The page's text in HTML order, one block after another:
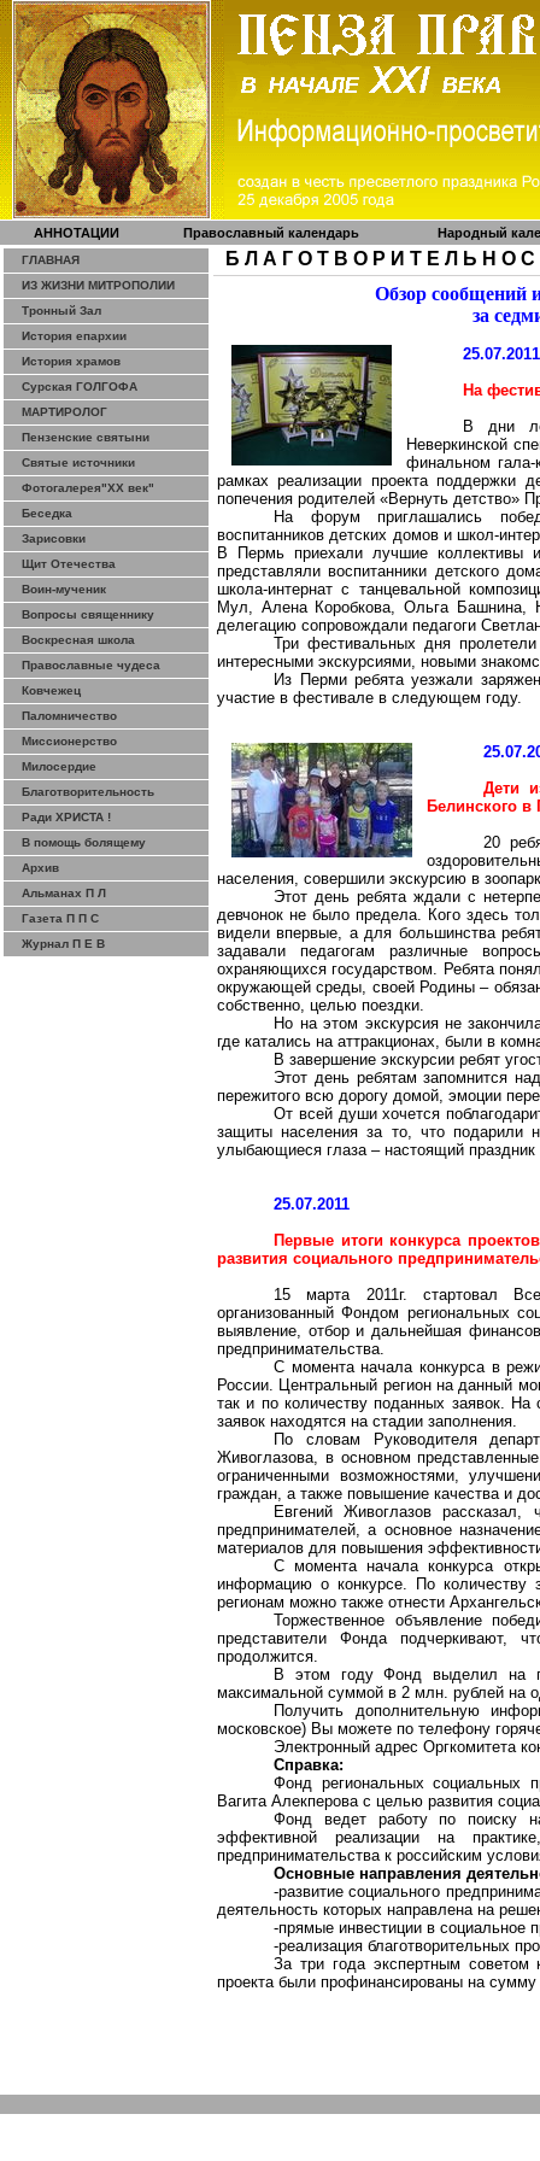
АННОТАЦИИ Православный календарь Народный
ГЛАВНАЯ
ИЗ ЖИЗНИ МИТРОПОЛИИ
Тронный Зал
История епархии
История храмов
Сурская ГОЛГОФА
МАРТИРОЛОГ
Пензенские святыни
Святые источники
Фотогалерея"ХХ век"
Беседка
Зарисовки
Щит Отечества
Воин-мученик
Вопросы священнику
Воскресная школа
Православные чудеса
Ковчежец
Паломничество
Миссионерство
Милосердие
Благотворительность
Ради ХРИСТА !
В помощь болящему
Архив
Альманах П Л
Газета П П С
Журнал П Е В
Б Л А Г О Т В О Р И Т Е Л Ь Н О С
Обзор сообщений
за
25.07.2011
На
В дни
Неверкинской
финальном гала-
рамках реализации проекта поддержки
попечения родителей «Вернуть детство»
На форум приглашались
воспитанников детских домов и школ-
В Пермь приехали лучшие коллективы
представляли воспитанники детского
школа-интернат с танцевальной
Мул, Алена Коробкова, Ольга Башнина,
делегацию сопровождали педагоги
Три фестивальных дня
интересными экскурсиями, новыми
Из Перми ребята уезжали
участие в фестивале в следующем году.
Дети
Белинского в
20
населения, совершили экскурсию в
Этот день ребята ждали с
девчонок не было предела. Кого здесь
видели впервые, а для большинства
задавали педагогам различные
охраняющихся государством. Ребята
окружающей среды, своей Родины –
собственно, целью поездки.
Но на этом экскурсия не
где катались на аттракционах, были в
В завершение экскурсии ребят
Этот день ребятам запомнится
пережитого всю дорогу домой, эмоции
От всей души хочется
защиты населения за то, что подарили
улыбающиеся глаза – настоящий праздник
25.07.2011
Первые итоги конкурса
развития социального
15 марта 2011г. стартовал
организованный Фондом региональных
выявление, отбор и дальнейшая
предпринимательства.
С момента начала конкурса в
России. Центральный регион на данный
так и по количеству поданных заявок.
заявок находятся на стадии заполнения.
По словам Руководителя
Живоглазова, в основном
ограниченными возможностями,
граждан, а также повышение качества и
ЕвгенийЖивоглазов рассказал,
предпринимателей, а основное
материалов для повышения
С момента начала конкурса
информацию о конкурсе. По количеству
регионам можно также отнести
Торжественное объявление
представители Фонда подчеркивают,
продолжится.
В этом году Фонд выделил на
максимальной суммой в 2 млн. рублей на
Получить дополнительную
московское) Вы можете по телефону
Электронный адрес Оргкомитета
Справка:
Фонд региональных социальных
ВагитаАлекперова с целью развития
Фонд ведет работу по поиску
эффективной реализации на
предпринимательства к российским
Основные направления
-развитие социального
деятельность которых направлена на
-прямые инвестиции в социальное
-реализация благотворительных
За три года экспертным
проекта были профинансированы на